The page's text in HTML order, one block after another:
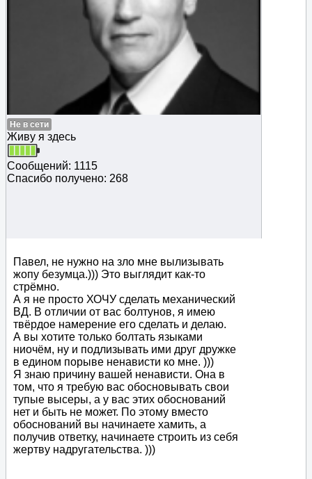
Не в сети
Живу я здесь
Сообщений: 1115
Спасибо получено: 268
Павел, не нужно на зло мне вылизывать
жопу безумца.))) Это выглядит как-то
стрёмно.
А я не просто ХОЧУ сделать механический
ВД. В отличии от вас болтунов, я имею
твёрдое намерение его сделать и делаю.
А вы хотите только болтать языками
ниочём, ну и подлизывать ими друг дружке
в едином порыве ненависти ко мне. )))
Я знаю причину вашей ненависти. Она в
том, что я требую вас обосновывать свои
тупые высеры, а у вас этих обоснований
нет и быть не может. По этому вместо
обоснований вы начинаете хамить, а
получив ответку, начинаете строить из себя
жертву надругательства. )))